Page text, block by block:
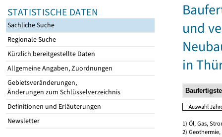
STATISTISCHE DATEN
Sachliche Suche
Regionale Suche
Kürzlich bereitgestellte Daten
Allgemeine Angaben, Zuordnungen
Gebietsveränderungen,
Änderungen zum Schlüsselverzeichnis
Definitionen und Erläuterungen
Newsletter
und
in
1) Öl, Gas,
2)